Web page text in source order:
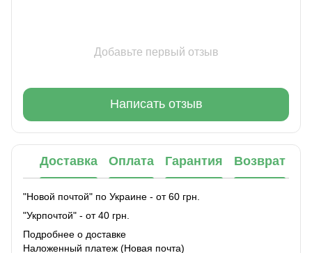
Добавьте первый отзыв
Написать отзыв
Доставка Оплата Гарантия Возврат
"Новой почтой" по Украине - от 60 грн.
"Укрпочтой" - от 40 грн.
Подробнее о доставке
Наложенный платеж (Новая почта)